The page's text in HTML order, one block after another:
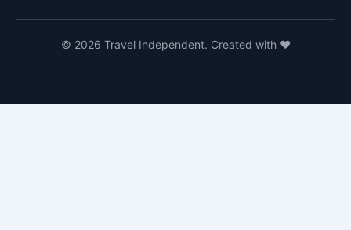
© 2026 Travel Independent. Created with ❤️